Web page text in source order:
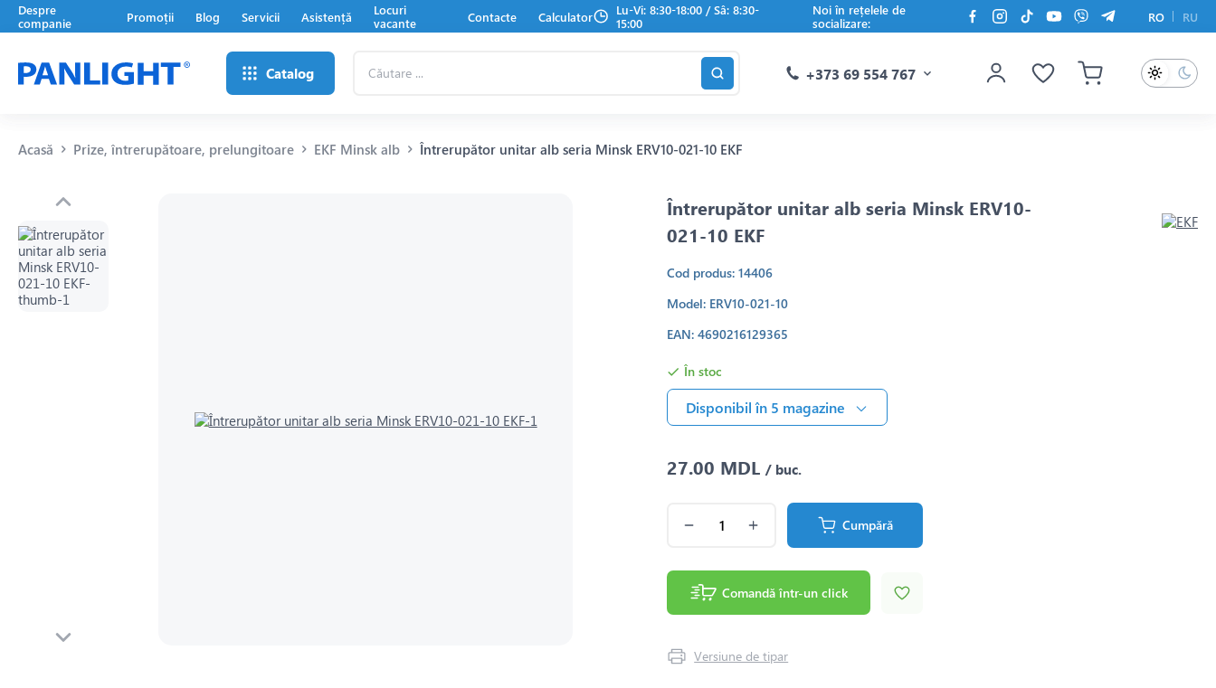
Despre
companie
Promoții Blog Servicii Asistență
Locuri
vacante
Contacte Calculator
Lu-Vi: 8:30-18:00 / Sâ: 8:30-
15:00
Noi în rețelele de
socializare:
RO RU
Catalog +373 69 554 767
Acasă Prize, întrerupătoare, prelungitoare EKF Minsk alb Întrerupător unitar alb seria Minsk ERV10-021-10 EKF
Întrerupător unitar alb seria Minsk ERV10-
021-10 EKF
Cod produs: 14406
Model: ERV10-021-10
EAN: 4690216129365
În stoc
Disponibil în 5 magazine
27.00 MDL/ buc.
Cumpără
Comandă într-un click
Versiune de tipar